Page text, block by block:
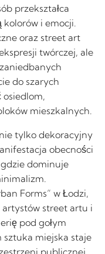
przekształca
kolorów i emocji.
oraz street art
twórczej, ale
do szarych
osiedlom,
mieszkalnych.
tylko dekoracyjny
obecności
dominuje
Forms” w Łodzi,
artystów street artu i
pod gołym
miejska staje
publicznej